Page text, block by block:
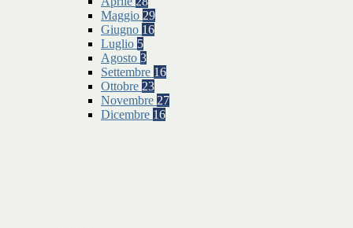
Maggio 29
Giugno 16
Luglio 5
Agosto 3
Settembre 16
Ottobre 23
Novembre 27
Dicembre 16